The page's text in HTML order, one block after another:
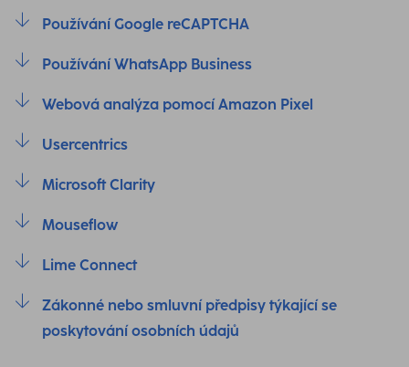
Používání Google reCAPTCHA
Používání WhatsApp Business
Webová analýza pomocí Amazon Pixel
Usercentrics
Microsoft Clarity
Mouseflow
Lime Connect
Zákonné nebo smluvní předpisy týkající se
poskytování osobních údajů